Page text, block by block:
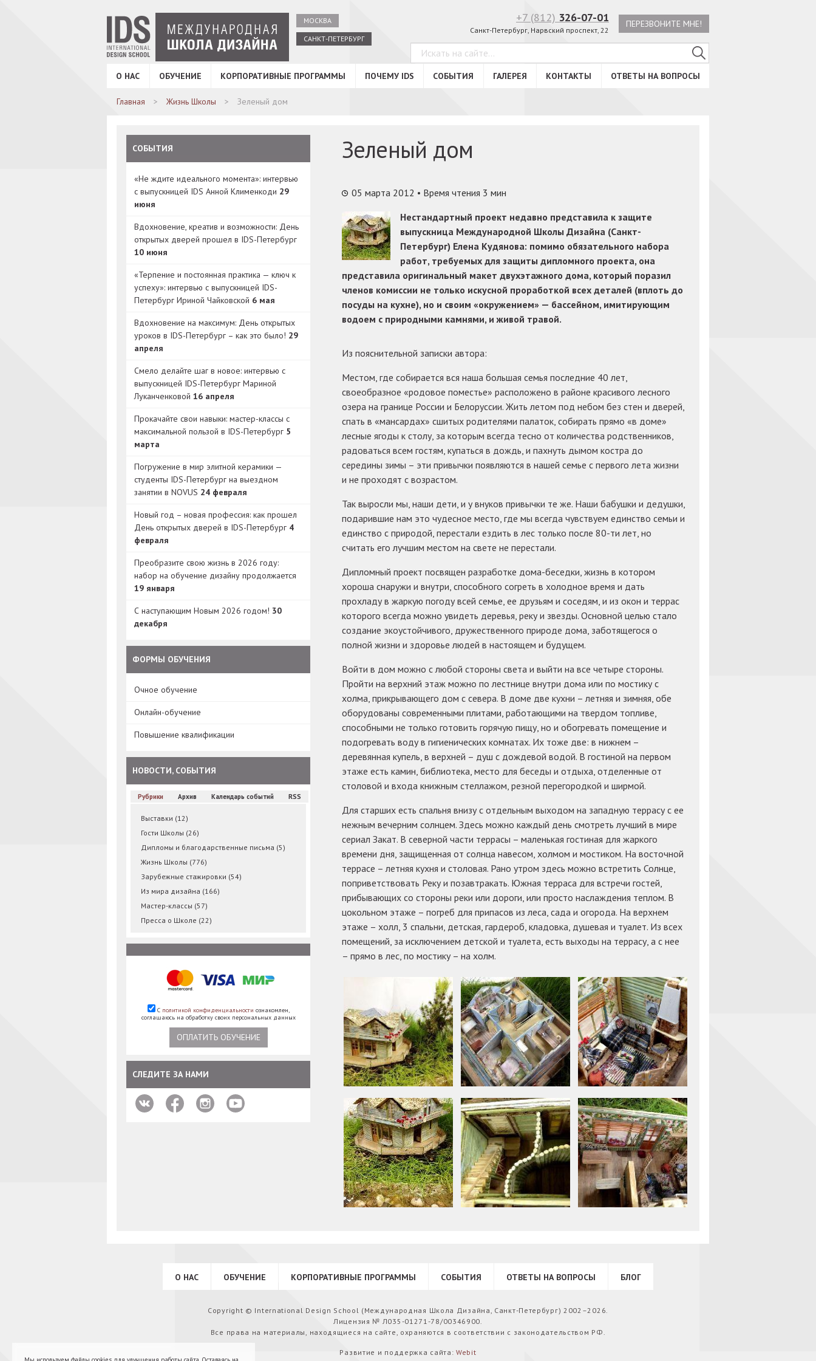
МОСКВА
САНКТ-ПЕТЕРБУРГ
+7 (812) 326-07-01
Санкт-Петербург, Нарвский проспект, 22
ПЕРЕЗВОНИТЕ МНЕ!
О НАС ОБУЧЕНИЕ КОРПОРАТИВНЫЕ ПРОГРАММЫ ПОЧЕМУ IDS СОБЫТИЯ ГАЛЕРЕЯ КОНТАКТЫ ОТВЕТЫ НА ВОПРОСЫ
Главная Жизнь Школы Зеленый дом
СОБЫТИЯ
«Не ждите идеального момента»: интервью
с выпускницей IDS Анной Клименкоди 29
июня
Вдохновение, креатив и возможности: День
открытых дверей прошел в IDS-Петербург
10 июня
«Терпение и постоянная практика — ключ к
успеху»: интервью с выпускницей IDS-
Петербург Ириной Чайковской 6 мая
Вдохновение на максимум: День открытых
уроков в IDS-Петербург – как это было! 29
апреля
Смело делайте шаг в новое: интервью с
выпускницей IDS-Петербург Мариной
Луканченковой 16 апреля
Прокачайте свои навыки: мастер-классы с
максимальной пользой в IDS-Петербург 5
марта
Погружение в мир элитной керамики —
студенты IDS-Петербург на выездном
занятии в NOVUS 24 февраля
Новый год – новая профессия: как прошел
День открытых дверей в IDS-Петербург 4
февраля
Преобразите свою жизнь в 2026 году:
набор на обучение дизайну продолжается
19 января
С наступающим Новым 2026 годом! 30
декабря
ФОРМЫ ОБУЧЕНИЯ
Очное обучение
Онлайн-обучение
Повышение квалификации
НОВОСТИ, СОБЫТИЯ
Рубрики Архив Календарь событий RSS
Выставки (12)
Гости Школы (26)
Дипломы и благодарственные письма (5)
Жизнь Школы (776)
Зарубежные стажировки (54)
Из мира дизайна (166)
Мастер-классы (57)
Пресса о Школе (22)
С политикой конфиденциальности ознакомлен,
соглашаюсь на обработку своих персональных данных
ОПЛАТИТЬ ОБУЧЕНИЕ
СЛЕДИТЕ ЗА НАМИ
Зеленый дом
05 марта 2012 • Время чтения 3 мин
Нестандартный проект недавно представила к защите
выпускница Международной Школы Дизайна (Санкт-
Петербург) Елена Кудянова: помимо обязательного набора
работ, требуемых для защиты дипломного проекта, она
представила оригинальный макет двухэтажного дома, который поразил
членов комиссии не только искусной проработкой всех деталей (вплоть до
посуды на кухне), но и своим «окружением» — бассейном, имитирующим
водоем с природными камнями, и живой травой.
Из пояснительной записки автора:
Местом, где собирается вся наша большая семья последние 40 лет,
своеобразное «родовое поместье» расположено в районе красивого лесного
озера на границе России и Белоруссии. Жить летом под небом без стен и дверей,
спать в «мансардах» сшитых родителями палаток, собирать прямо «в доме»
лесные ягоды к столу, за которым всегда тесно от количества родственников,
радоваться всем гостям, купаться в дождь, и пахнуть дымом костра до
середины зимы – эти привычки появляются в нашей семье с первого лета жизни
и не проходят с возрастом.
Так выросли мы, наши дети, и у внуков привычки те же. Наши бабушки и дедушки,
подарившие нам это чудесное место, где мы всегда чувствуем единство семьи и
единство с природой, перестали ездить в лес только после 80-ти лет, но
считать его лучшим местом на свете не перестали.
Дипломный проект посвящен разработке дома-беседки, жизнь в котором
хороша снаружи и внутри, способного согреть в холодное время и дать
прохладу в жаркую погоду всей семье, ее друзьям и соседям, и из окон и террас
которого всегда можно увидеть деревья, реку и звезды. Основной целью стало
создание экоустойчивого, дружественного природе дома, заботящегося о
полной жизни и здоровье людей в настоящем и будущем.
Войти в дом можно с любой стороны света и выйти на все четыре стороны.
Пройти на верхний этаж можно по лестнице внутри дома или по мостику с
холма, прикрывающего дом с севера. В доме две кухни – летняя и зимняя, обе
оборудованы современными плитами, работающими на твердом топливе,
способными не только готовить горячую пищу, но и обогревать помещение и
подогревать воду в гигиенических комнатах. Их тоже две: в нижнем –
деревянная купель, в верхней – душ с дождевой водой. В гостиной на первом
этаже есть камин, библиотека, место для беседы и отдыха, отделенные от
столовой и входа книжным стеллажом, резной перегородкой и ширмой.
Для старших есть спальня внизу с отдельным выходом на западную террасу с ее
нежным вечерним солнцем. Здесь можно каждый день смотреть лучший в мире
сериал Закат. В северной части террасы – маленькая гостиная для жаркого
времени дня, защищенная от солнца навесом, холмом и мостиком. На восточной
террасе – летняя кухня и столовая. Рано утром здесь можно встретить Солнце,
поприветствовать Реку и позавтракать. Южная терраса для встречи гостей,
прибывающих со стороны реки или дороги, или просто наслаждения теплом. В
цокольном этаже – погреб для припасов из леса, сада и огорода. На верхнем
этаже – холл, 3 спальни, детская, гардероб, кладовка, душевая и туалет. Из всех
помещений, за исключением детской и туалета, есть выходы на террасу, а с нее
– прямо в лес, по мостику – на холм.
О НАС ОБУЧЕНИЕ КОРПОРАТИВНЫЕ ПРОГРАММЫ СОБЫТИЯ ОТВЕТЫ НА ВОПРОСЫ БЛОГ
Copyright © International Design School (Международная Школа Дизайна, Санкт-Петербург) 2002–2026.
Лицензия № Л035-01271-78/00346900.
Все права на материалы, находящиеся на сайте, охраняются в соответствии с законодательством РФ.
Развитие и поддержка сайта:Webit